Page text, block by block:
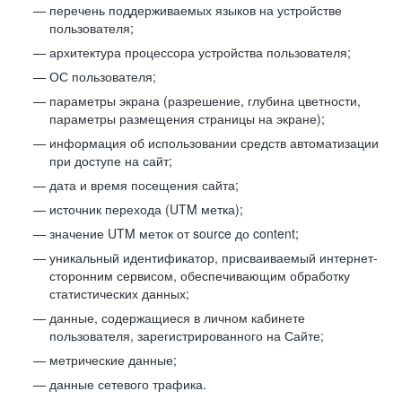
перечень поддерживаемых языков на устройстве
пользователя;
архитектура процессора устройства пользователя;
ОС пользователя;
параметры экрана (разрешение, глубина цветности,
параметры размещения страницы на экране);
информация об использовании средств автоматизации
при доступе на сайт;
дата и время посещения сайта;
источник перехода (UTM метка);
значение UTM меток от source до content;
уникальный идентификатор, присваиваемый интернет-
сторонним сервисом, обеспечивающим обработку
статистических данных;
данные, содержащиеся в личном кабинете
пользователя, зарегистрированного на Сайте;
метрические данные;
данные сетевого трафика.